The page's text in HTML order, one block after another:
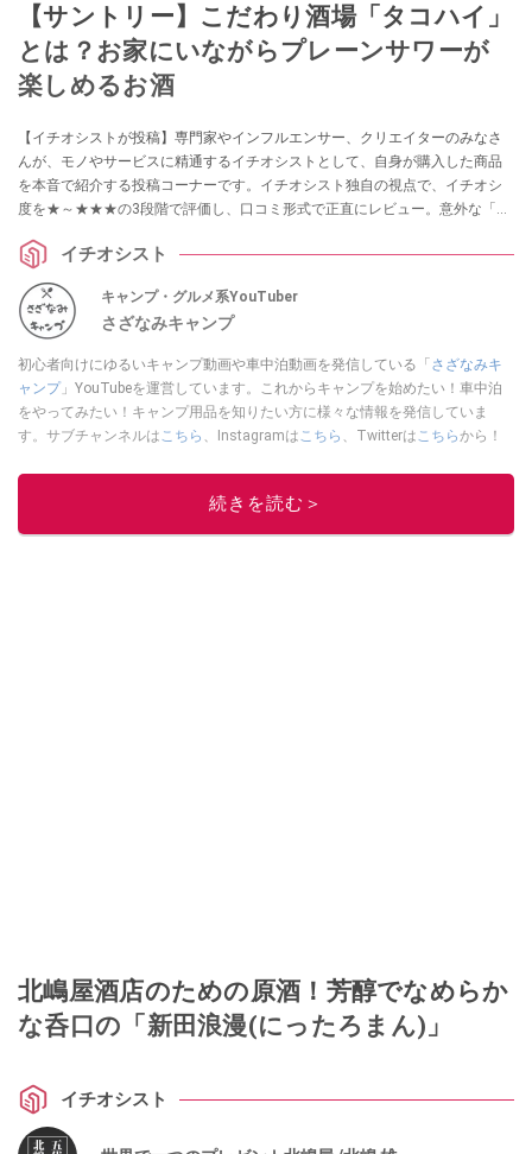
【サントリー】こだわり酒場「タコハイ」
とは？お家にいながらプレーンサワーが
楽しめるお酒
【イチオシストが投稿】専門家やインフルエンサー、クリエイターのみなさ
んが、モノやサービスに精通するイチオシストとして、自身が購入した商品
を本音で紹介する投稿コーナーです。イチオシスト独自の視点で、イチオシ
度を★～★★★の3段階で評価し、口コミ形式で正直にレビュー。意外な「買
イチオシスト
キャンプ・グルメ系YouTuber
さざなみキャンプ
初心者向けにゆるいキャンプ動画や車中泊動画を発信している「 さざなみキ
ャンプ」YouTubeを運営しています。これからキャンプを始めたい！車中泊
をやってみたい！キャンプ用品を知りたい方に様々な情報を発信していま
す。サブチャンネルはこちら 、Instagramはこちら 、Twitterはこちらから！
このイチオシストの他の記事を読む
続きを読む＞
北嶋屋酒店のための原酒！芳醇でなめらか
な呑口の「新田浪漫(にったろまん)」
イチオシスト